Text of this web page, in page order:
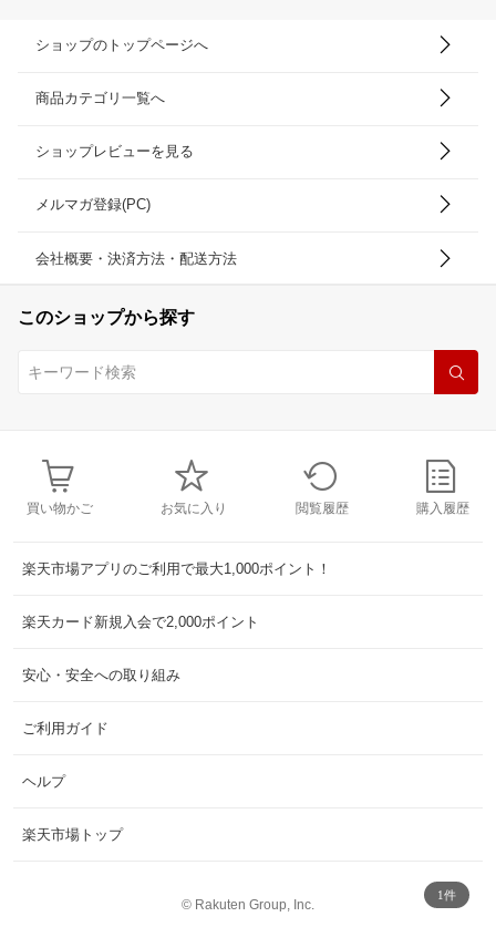
1件
ショップのトップページへ
商品カテゴリ一覧へ
ショップレビューを見る
メルマガ登録(PC)
会社概要・決済方法・配送方法
このショップから探す
買い物かご お気に入り 閲覧履歴 購入履歴
楽天市場アプリのご利用で最大1,000ポイント！
楽天カード新規入会で2,000ポイント
安心・安全への取り組み
ご利用ガイド
ヘルプ
楽天市場トップ
© Rakuten Group, Inc.